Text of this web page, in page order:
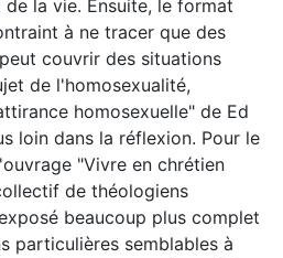
la vie. Ensuite, le format
à ne tracer que des
couvrir des situations
de l'homosexualité,
homosexuelle" de Ed
loin dans la réflexion. Pour le
"Vivre en chrétien
de théologiens
beaucoup plus complet
particulières semblables à